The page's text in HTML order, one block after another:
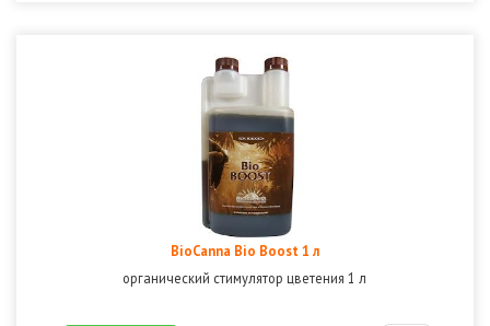
BioCanna Bio Boost 1 л
органический стимулятор цветения 1 л